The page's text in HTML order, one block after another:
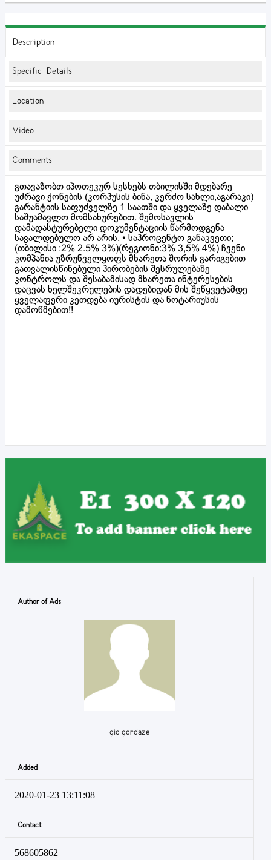
Description
Specific Details
Location
Video
Comments
გთავაზობთ იპოთეკურ სესხებს თბილისში მდებარე
უძრავი ქონების (კორპუსის ბინა, კერძო სახლი,აგარაკი)
გარანტიის საფუძველზე 1 საათში და ყველაზე დაბალი
საშუამავლო მომსახურებით. შემოსავლის
დამადასტურებელი დოკუმენტაციის წარმოდგენა
სავალდებულო არ არის. • საპროცენტო განაკვეთი;
(თბილისი :2% 2.5% 3%)(რეგიონი:3% 3,5% 4%) ჩვენი
კომპანია უზრუნველყოფს მხარეთა შორის გარიგებით
გათვალისწინებული პირობების შესრულებაზე
კონტროლს და შესაბამისად მხარეთა ინტერესების
დაცვას ხელშეკრულების დადებიდან მის შეწყვეტამდე
ყველაფერი კეთდება იურისტის და ნოტარიუსის
დამოწმებით!!
Author of Ads
gio gordaze
Added
2020-01-23 13:11:08
Contact
568605862